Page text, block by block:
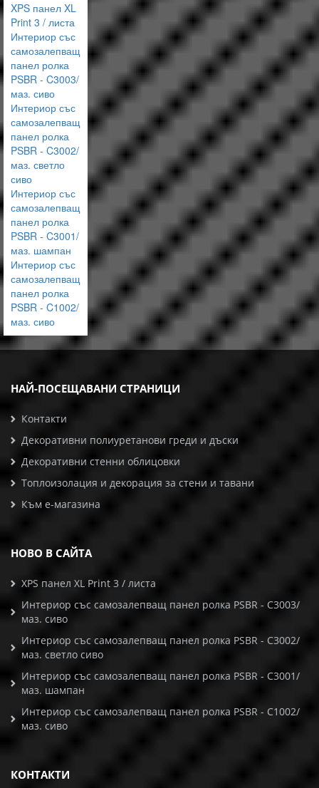
XPS панел XL
Print 3 / листа
Интериор със
самозалепващ
панел ролка
PSBR - C3003/
маз. сиво
Интериор със
самозалепващ
панел ролка
PSBR - C3002/
маз. светло
сиво
Интериор със
самозалепващ
панел ролка
PSBR - C3001/
маз. шампан
Интериор със
самозалепващ
панел ролка
PSBR - C1002/
маз. сиво
НАЙ-ПОСЕЩАВАНИ СТРАНИЦИ
Контакти
Декоративни полиуретанови греди и дъски
Декоративни стенни облицовки
Топлоизолация и декорация за стени и тавани
Към е-магазина
НОВО В САЙТА
XPS панел XL Print 3 / листа
Интериор със самозалепващ панел ролка PSBR - C3003/
маз. сиво
Интериор със самозалепващ панел ролка PSBR - C3002/
маз. светло сиво
Интериор със самозалепващ панел ролка PSBR - C3001/
маз. шампан
Интериор със самозалепващ панел ролка PSBR - C1002/
маз. сиво
КОНТАКТИ